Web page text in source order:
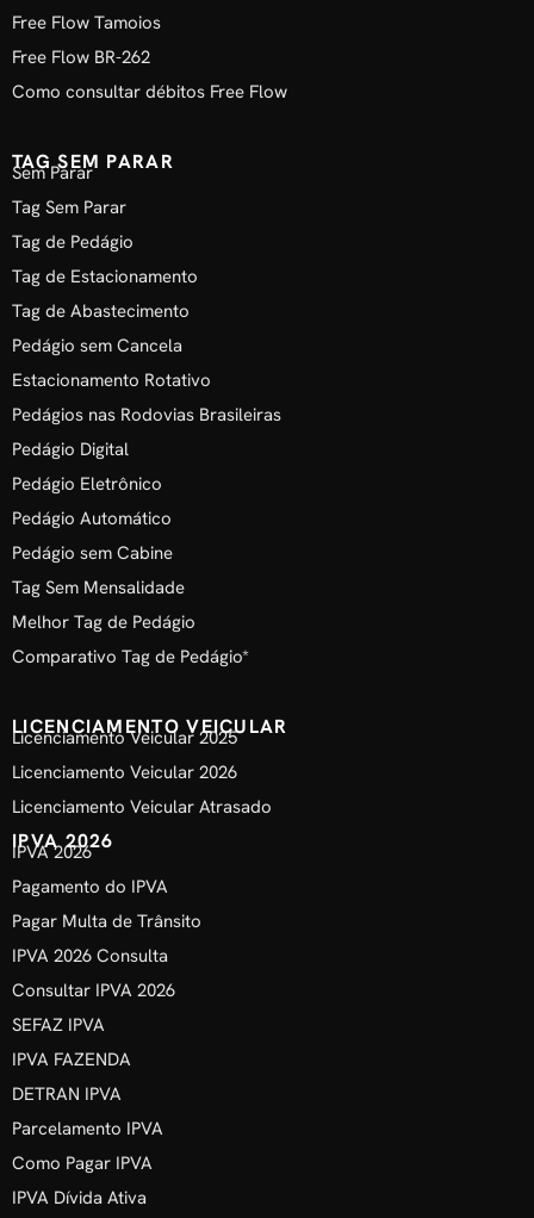
Free Flow Tamoios
Free Flow BR-262
Como consultar débitos Free Flow
TAG SEM PARAR
Sem Parar
Tag Sem Parar
Tag de Pedágio
Tag de Estacionamento
Tag de Abastecimento
Pedágio sem Cancela
Estacionamento Rotativo
Pedágios nas Rodovias Brasileiras
Pedágio Digital
Pedágio Eletrônico
Pedágio Automático
Pedágio sem Cabine
Tag Sem Mensalidade
Melhor Tag de Pedágio
Comparativo Tag de Pedágio*
LICENCIAMENTO VEICULAR
Licenciamento Veicular 2025
Licenciamento Veicular 2026
Licenciamento Veicular Atrasado
IPVA 2026
IPVA 2026
Pagamento do IPVA
Pagar Multa de Trânsito
IPVA 2026 Consulta
Consultar IPVA 2026
SEFAZ IPVA
IPVA FAZENDA
DETRAN IPVA
Parcelamento IPVA
Como Pagar IPVA
IPVA Dívida Ativa